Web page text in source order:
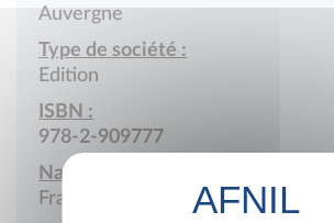
Auvergne
Type de société :
Edition
ISBN :
978-2-909777
Nationalité :
France